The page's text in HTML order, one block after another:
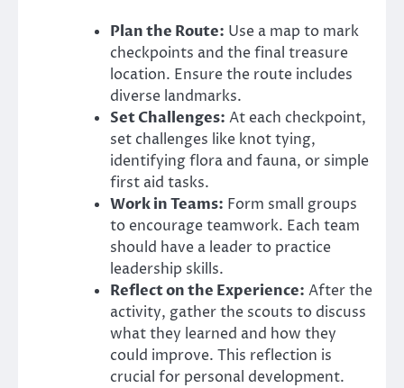
Plan the Route: Use a map to mark
checkpoints and the final treasure
location. Ensure the route includes
diverse landmarks.
Set Challenges: At each checkpoint,
set challenges like knot tying,
identifying flora and fauna, or simple
first aid tasks.
Work in Teams: Form small groups
to encourage teamwork. Each team
should have a leader to practice
leadership skills.
Reflect on the Experience: After the
activity, gather the scouts to discuss
what they learned and how they
could improve. This reflection is
crucial for personal development.